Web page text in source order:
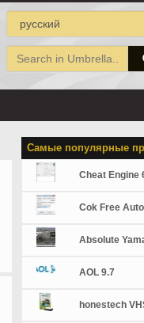
Самые популярные
Cheat Engine
Cok Free
Absolute
AOL 9.7
honestech